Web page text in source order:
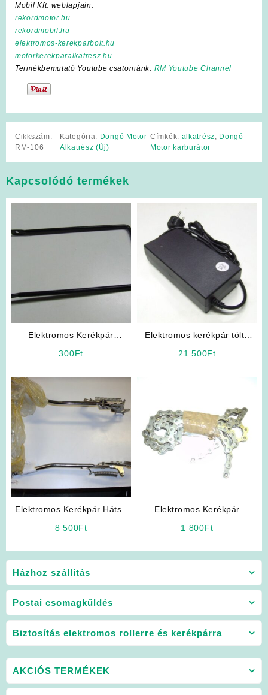
Házhoz szállítás
Postai csomagküldés
Biztosítás elektromos rollerre és kerékpárra
Mobil Kft. weblapjain:
rekordmotor.hu
rekordmobil.hu
elektromos-kerekparbolt.hu
motorkerekparalkatresz.hu
Termékbemutató Youtube csatornánk: RM Youtube Channel
Cikkszám:
RM-106
Kategória: Dongó Motor
Alkatrész (Új)
Címkék: alkatrész, Dongó
Motor karburátor
Kapcsolódó termékek
Elektromos Kerékpár
300Ft
Elektromos kerékpár töltő
21 500Ft
Elektromos Kerékpár Hátsó
8 500Ft
Elektromos Kerékpár
1 800Ft
AKCIÓS TERMÉKEK